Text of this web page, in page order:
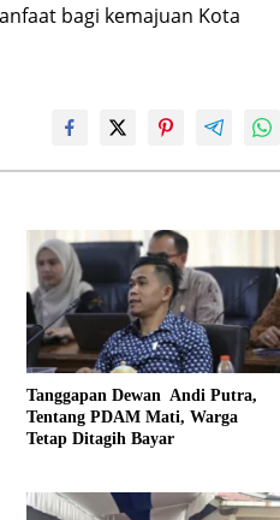
bagi kemajuan Kota
Tanggapan Dewan Andi Putra,
Tentang PDAM Mati, Warga
Tetap Ditagih Bayar